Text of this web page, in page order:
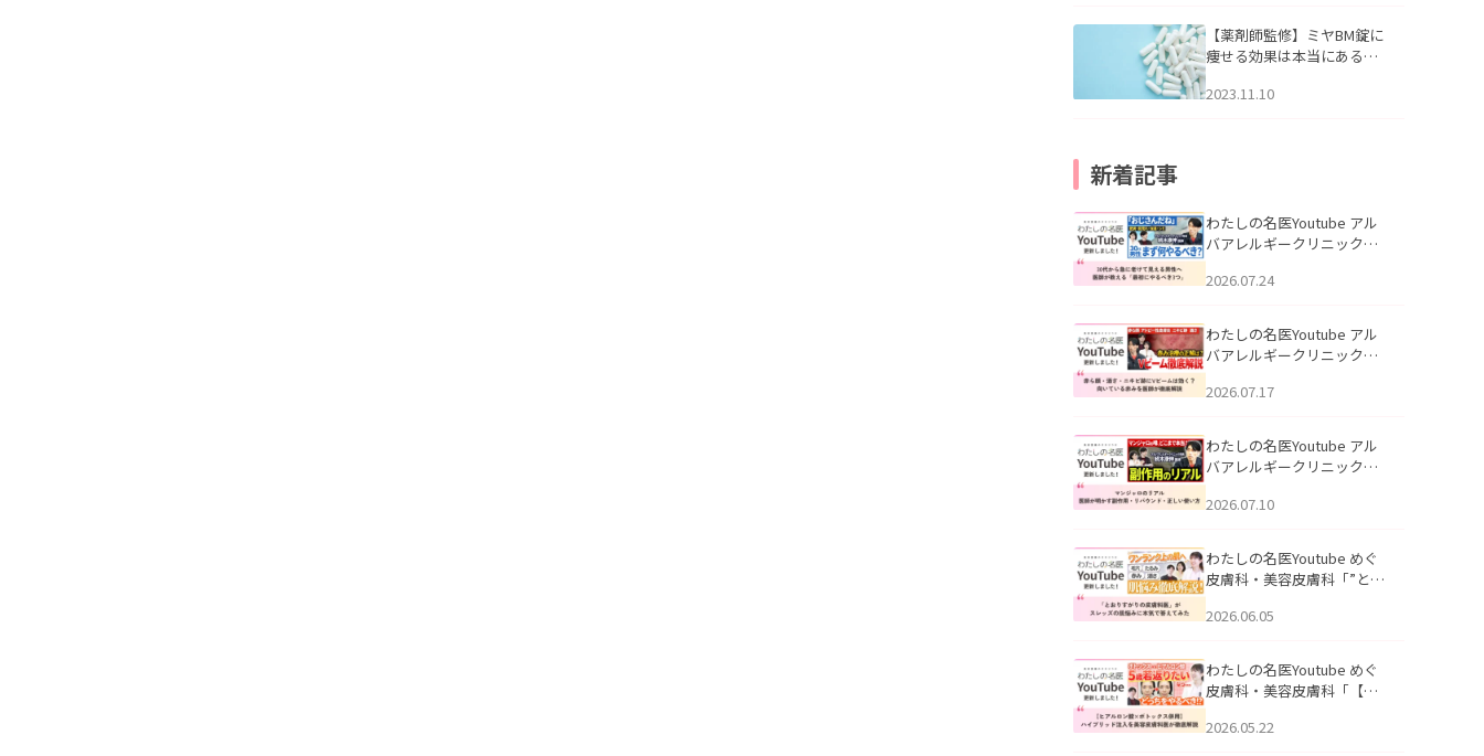
【薬剤師監修】ミヤBM錠に
痩せる効果は本当にある
2023.11.10
新着記事
わたしの名医Youtube アル
バアレルギークリニック札
える男性へ｜医師が教える
公開いたしました。
2026.07.24
わたしの名医Youtube アル
バアレルギークリニック札
跡にVビームは効く？向いて
説」を公開いたしました。
2026.07.17
わたしの名医Youtube アル
バアレルギークリニック札
医師が明かす副作用・リバ
公開いたしました。
2026.07.10
わたしの名医Youtube めぐ
皮膚科・美容皮膚科「”とお
ッズの肌悩みに本気で答え
た。
2026.06.05
わたしの名医Youtube めぐ
皮膚科・美容皮膚科「【ヒ
用】ハイブリッド注入を美
2026.05.22